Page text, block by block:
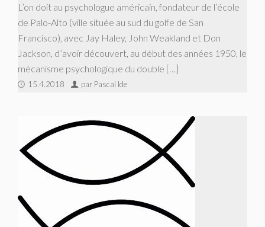
L’on doit au psychologue américain, fondateur de l’école
de Palo-Alto (ville située au sud du golfe de San
Francisco), avec Jay Haley, John Weakland et Don
Jackson, d’avoir découvert, au début des années 1950, le
mécanisme psychologique du double […]
15.4.2018 par Pascal Ide